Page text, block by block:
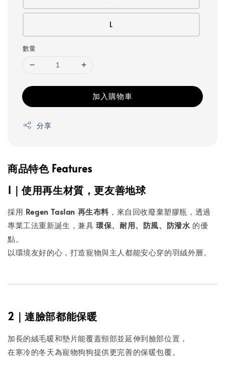
L
數量
加入購物車
分享
商品特色 Features
1｜使用再生材質，更友善地球
採用 Regen Taslan 再生布料 ，來自回收廢棄塑膠瓶，透過
專業工法重新誕生，兼具環保、耐用、防風、防潑水 的優
點。
以環境友好的心，打造寵物與主人都能安心穿的羽絨外層。
2｜連臉部都能保暖
加長的絨毛暖和墊片能覆蓋頸部並延伸到臉部位置，
在寒冷的冬天為寵物狗狗提供更完善的保暖包覆。